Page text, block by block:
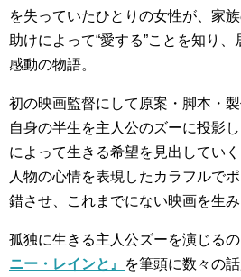
を失っていたひとりの女性が、家
助けによって“愛する”ことを知り
感動の物語。
初の映画監督にして原案・脚本・
自身の半生を主人公のズーに投影
によって生きる希望を見出してい
人物の心情を表現したカラフルで
錯させ、これまでにない映画を生み
孤独に生きる主人公ズーを演じる
ニー・レインと』
を筆頭に数々の